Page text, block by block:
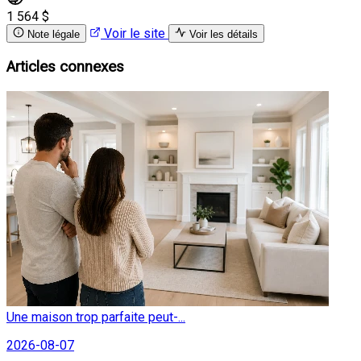
1 564 $
Note légale Voir le site Voir les détails
Articles connexes
Une maison trop parfaite peut-...
2026-08-07